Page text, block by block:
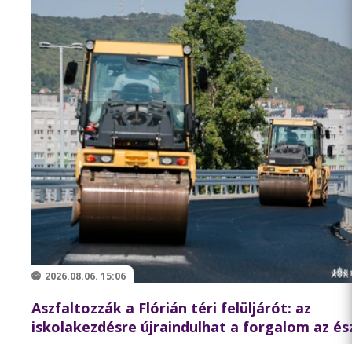
2026.08.06. 15:06
Aszfaltozzák a Flórián téri felüljárót: az
iskolakezdésre újraindulhat a forgalom az